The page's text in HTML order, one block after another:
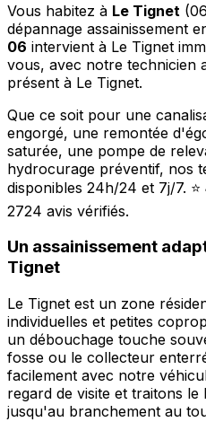
Vous habitez à Le Tignet
dépannage assainissement
06 intervient à Le Tignet
vous, avec notre technicien
présent à Le Tignet.
Que ce soit pour une
engorgé, une remontée
saturée, une pompe de
hydrocurage préventif, nos
disponibles 24h/24 et 7j/7. ⭐
2724 avis vérifiés.
Un assainissement
Tignet
Le Tignet est un zone
individuelles et petites
un débouchage touche
fosse ou le collecteur
facilement avec notre
regard de visite et traitons
jusqu'au branchement au